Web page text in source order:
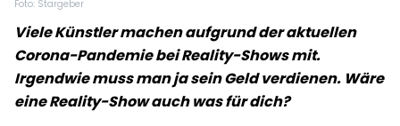
Foto: Stargeber
Viele Künstler machen aufgrund der aktuellen
Corona-Pandemie bei Reality-Shows mit.
Irgendwie muss man ja sein Geld verdienen. Wäre
eine Reality-Show auch was für dich?